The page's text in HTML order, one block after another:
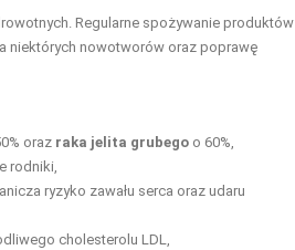
Regularne spożywanie produktów
niektórych nowotworów oraz poprawę
oraz raka jelita grubego o 60%,
rodniki,
ryzyko zawału serca oraz udaru
cholesterolu LDL,